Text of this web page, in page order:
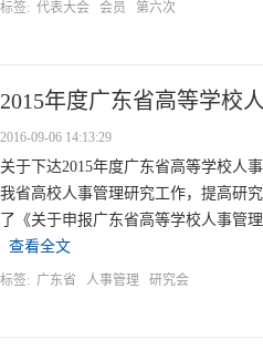
标签: 代表大会 会员 第六次
2015年度广东省高等学校
2016-09-06 14:13:29
关于下达2015年度广东省高等学校人
我省高校人事管理研究工作，提高研
了《关于申报广东省高等学校人事管
查看全文
标签: 广东省 人事管理 研究会